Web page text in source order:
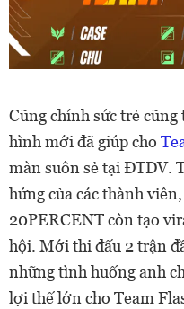
Cũng chính sức trẻ
hình mới đã giúp cho
màn suôn sẻ tại ĐTDV.
hứng của các thành
20PERCENT còn tạo
hội. Mới thi đấu 2 trận
những tình huống anh
lợi thế lớn cho Team